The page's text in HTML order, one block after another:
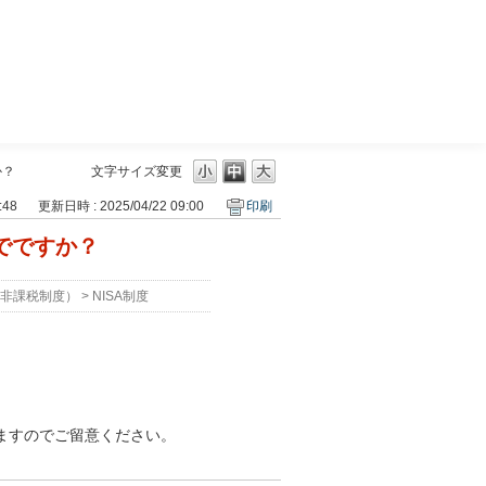
文字サイズ変更
更新日時 : 2025/04/22 09:00 印刷
ですか？
課税制度） > NISA制度
のでご留意ください。